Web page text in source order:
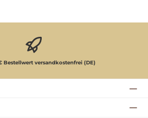
Bestellwert versandkostenfrei (DE)